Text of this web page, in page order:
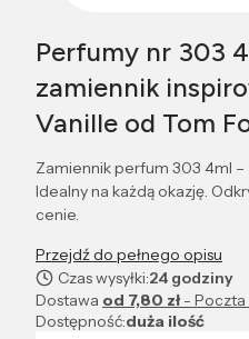
Perfumy nr 303
zamiennik
Vanille od Tom
Zamiennik perfum 303 4ml –
Idealny na każdą okazję.
cenie.
Przejdź do pełnego opisu
Czas wysyłki:24 godziny
Dostawa od 7,80 zł- Poczta
Dostępność:duża ilość